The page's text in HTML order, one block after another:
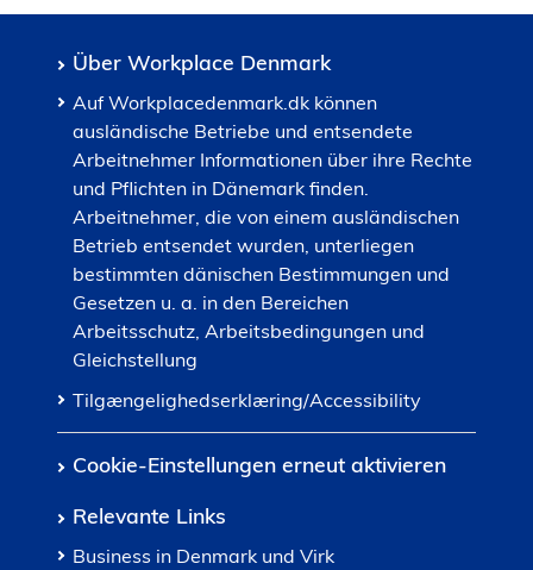
Über Workplace Denmark
Auf Workplacedenmark.dk können
ausländische Betriebe und entsendete
Arbeitnehmer Informationen über ihre Rechte
und Pflichten in Dänemark finden.
Arbeitnehmer, die von einem ausländischen
Betrieb entsendet wurden, unterliegen
bestimmten dänischen Bestimmungen und
Gesetzen u. a. in den Bereichen
Arbeitsschutz, Arbeitsbedingungen und
Gleichstellung
Tilgængelighedserklæring/Accessibility
Cookie-Einstellungen erneut aktivieren
Relevante Links
Business in Denmark und Virk